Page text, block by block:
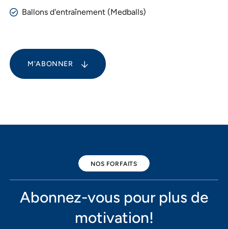
Ballons d'entraînement (Medballs)
M'ABONNER
NOS FORFAITS
Abonnez-vous pour plus de
motivation!